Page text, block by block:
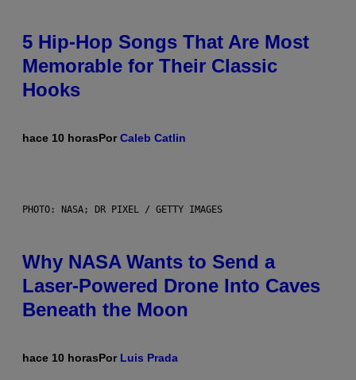
5 Hip-Hop Songs That Are Most
Memorable for Their Classic
Hooks
hace 10 horasPorCaleb Catlin
PHOTO: NASA; DR PIXEL / GETTY IMAGES
Why NASA Wants to Send a
Laser-Powered Drone Into Caves
Beneath the Moon
hace 10 horasPor Luis Prada